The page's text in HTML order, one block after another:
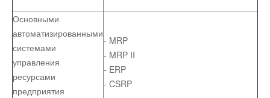
Основными
автоматизированными
системами
управления
ресурсами
предприятия
- MRP
- MRP II
- ERP
- CSRP